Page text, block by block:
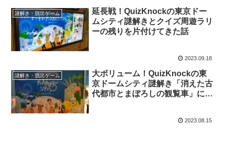
謎解き・脱出ゲーム
延長戦！QuizKnockの東京ドー
ムシティ謎解きとクイズ周遊ラリ
ーの残りを片付けてきた話
2023.09.18
謎解き・脱出ゲーム
大ボリューム！QuizKnockの東
京ドームシティ謎解き「消えた古
代都市とまぼろしの観覧車」に行
2023.08.15